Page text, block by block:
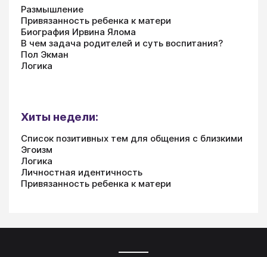
Размышление
Привязанность ребенка к матери
Биография Ирвина Ялома
В чем задача родителей и суть воспитания?
Пол Экман
Логика
Хиты недели:
Список позитивных тем для общения с близкими
Эгоизм
Логика
Личностная идентичность
Привязанность ребенка к матери